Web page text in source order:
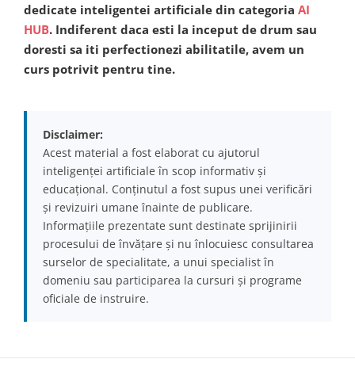
dedicate inteligentei artificiale din categoria AI
HUB. Indiferent daca esti la inceput de drum sau
doresti sa iti perfectionezi abilitatile, avem un
curs potrivit pentru tine.
Disclaimer:
Acest material a fost elaborat cu ajutorul
inteligenței artificiale în scop informativ și
educațional. Conținutul a fost supus unei verificări
și revizuiri umane înainte de publicare.
Informațiile prezentate sunt destinate sprijinirii
procesului de învățare și nu înlocuiesc consultarea
surselor de specialitate, a unui specialist în
domeniu sau participarea la cursuri și programe
oficiale de instruire.